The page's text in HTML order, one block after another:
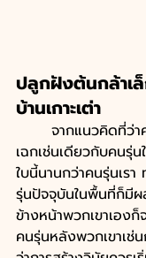
ปลูกฝังต้นกล้าเ
บ้านเกาะเต่า
เฉกเช่นเดียวกับคนรุ่
ใบนี้นานกว่าคนรุ่นเรา
รุ่นปัจจุบันในพื้นที่ก็มีผ
ข้างหน้าพวกเขาเอง
คนรุ่นหลังพวกเขาเช่